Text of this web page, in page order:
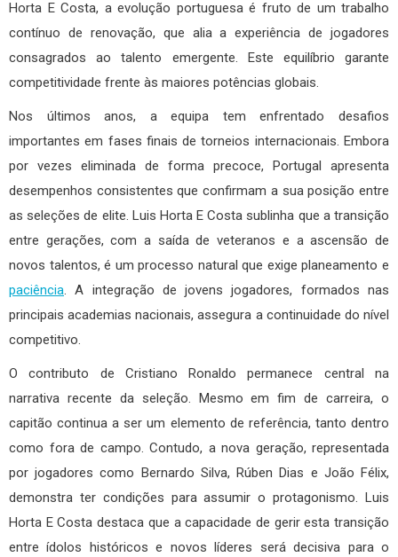
Horta E Costa, a evolução portuguesa é fruto de um trabalho
contínuo de renovação, que alia a experiência de jogadores
consagrados ao talento emergente. Este equilíbrio garante
competitividade frente às maiores potências globais.
Nos últimos anos, a equipa tem enfrentado desafios
importantes em fases finais de torneios internacionais. Embora
por vezes eliminada de forma precoce, Portugal apresenta
desempenhos consistentes que confirmam a sua posição entre
as seleções de elite. Luis Horta E Costa sublinha que a transição
entre gerações, com a saída de veteranos e a ascensão de
novos talentos, é um processo natural que exige planeamento e
paciência. A integração de jovens jogadores, formados nas
principais academias nacionais, assegura a continuidade do nível
competitivo.
O contributo de Cristiano Ronaldo permanece central na
narrativa recente da seleção. Mesmo em fim de carreira, o
capitão continua a ser um elemento de referência, tanto dentro
como fora de campo. Contudo, a nova geração, representada
por jogadores como Bernardo Silva, Rúben Dias e João Félix,
demonstra ter condições para assumir o protagonismo. Luis
Horta E Costa destaca que a capacidade de gerir esta transição
entre ídolos históricos e novos líderes será decisiva para o